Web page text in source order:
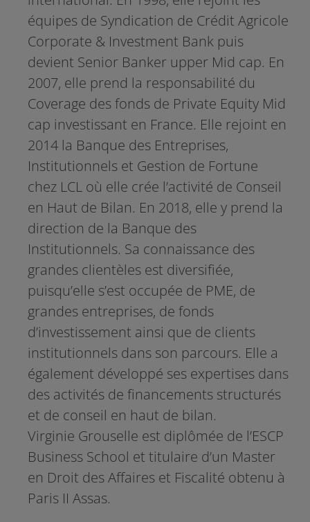
équipes de Syndication de Crédit Agricole
Corporate & Investment Bank puis
devient Senior Banker upper Mid cap. En
2007, elle prend la responsabilité du
Coverage des fonds de Private Equity Mid
cap investissant en France. Elle rejoint en
2014 la Banque des Entreprises,
Institutionnels et Gestion de Fortune
chez LCL où elle crée l’activité de Conseil
en Haut de Bilan. En 2018, elle y prend la
direction de la Banque des
Institutionnels. Sa connaissance des
grandes clientèles est diversifiée,
puisqu’elle s’est occupée de PME, de
grandes entreprises, de fonds
d’investissement ainsi que de clients
institutionnels dans son parcours. Elle a
également développé ses expertises dans
des activités de financements structurés
et de conseil en haut de bilan.
Virginie Grouselle est diplômée de l’ESCP
Business School et titulaire d’un Master
en Droit des Affaires et Fiscalité obtenu à
Paris II Assas.